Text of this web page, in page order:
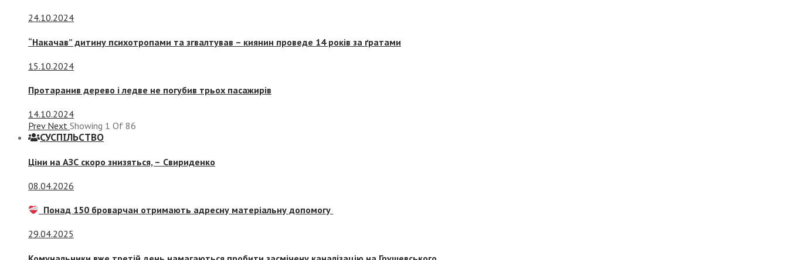
24.10.2024
“Накачав” дитину психотропами та згвалтував – киянин проведе 14 років за ґратами
15.10.2024
Протаранив дерево і ледве не погубив трьох пасажирів
14.10.2024
Prev Next Showing 1 Of 86
СУСПIЛЬСТВО
Ціни на АЗС скоро знизяться, – Свириденко
08.04.2026
Понад 150 броварчан отримають адресну матеріальну допомогу
29.04.2025